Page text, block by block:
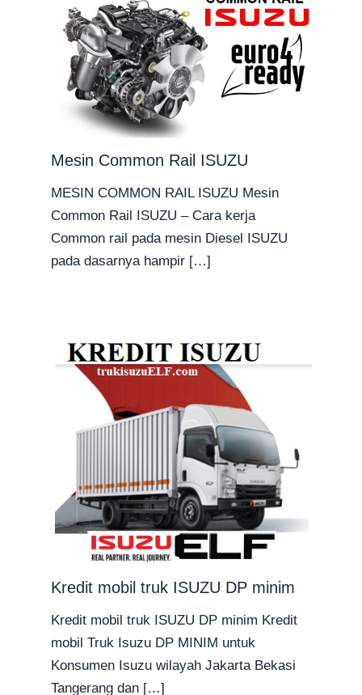
Mesin Common Rail ISUZU
MESIN COMMON RAIL ISUZU Mesin
Common Rail ISUZU – Cara kerja
Common rail pada mesin Diesel ISUZU
pada dasarnya hampir […]
Kredit mobil truk ISUZU DP minim
Kredit mobil truk ISUZU DP minim Kredit
mobil Truk Isuzu DP MINIM untuk
Konsumen Isuzu wilayah Jakarta Bekasi
Tangerang dan […]